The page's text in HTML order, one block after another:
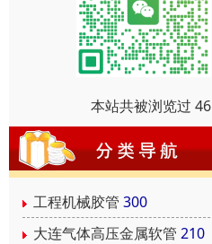
本站共被浏览过
工程机械胶管 300
大连气体高压金属软管 210